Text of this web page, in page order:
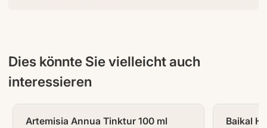
Dies könnte Sie vielleicht auch
interessieren
Artemisia Annua Tinktur 100 ml Baikal